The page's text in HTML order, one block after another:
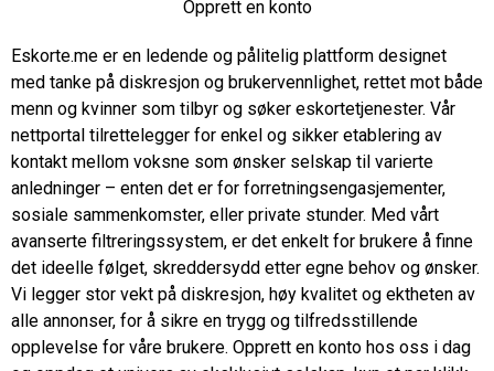
Opprett en konto
Eskorte.me er en ledende og pålitelig plattform designet
med tanke på diskresjon og brukervennlighet, rettet mot både
menn og kvinner som tilbyr og søker eskortetjenester. Vår
nettportal tilrettelegger for enkel og sikker etablering av
kontakt mellom voksne som ønsker selskap til varierte
anledninger – enten det er for forretningsengasjementer,
sosiale sammenkomster, eller private stunder. Med vårt
avanserte filtreringssystem, er det enkelt for brukere å finne
det ideelle følget, skreddersydd etter egne behov og ønsker.
Vi legger stor vekt på diskresjon, høy kvalitet og ektheten av
alle annonser, for å sikre en trygg og tilfredsstillende
opplevelse for våre brukere. Opprett en konto hos oss i dag